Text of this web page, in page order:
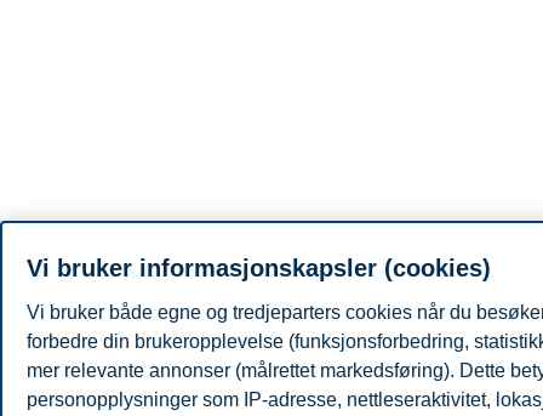
Vi bruker informasjonskapsler (cookies)
Vi bruker både egne og tredjeparters cookies når du
forbedre din brukeropplevelse (funksjonsforbedring,
mer relevante annonser (målrettet markedsføring). Dette
personopplysninger som IP-adresse, nettleseraktivitet,